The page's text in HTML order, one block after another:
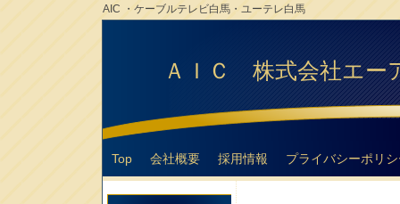
AIC ・ケーブルテレビ白馬・ユーテレ白馬
ＡＩＣ 株式会社エー
Top 会社概要 採用情報 プライバシーポリ